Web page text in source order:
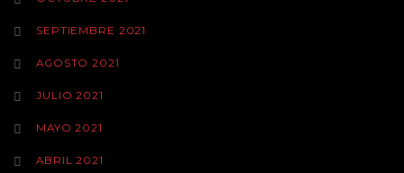
SEPTIEMBRE 2021
AGOSTO 2021
JULIO 2021
MAYO 2021
ABRIL 2021